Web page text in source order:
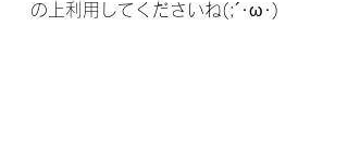
の上利用してくださいね(;´･ω･)